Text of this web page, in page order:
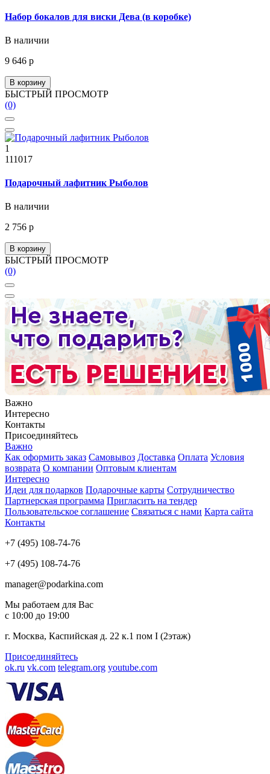
Набор бокалов для виски Дева (в коробке)
В наличии
9 646 р
В корзину
БЫСТРЫЙ ПРОСМОТР
(0)
1
111017
Подарочный лафитник Рыболов
В наличии
2 756 р
В корзину
БЫСТРЫЙ ПРОСМОТР
(0)
Важно
Интересно
Контакты
Присоединяйтесь
Важно
Как оформить заказ Самовывоз Доставка Оплата Условия
возврата О компании Оптовым клиентам
Интересно
Идеи для подарков Подарочные карты Сотрудничество
Партнерская программа Пригласить на тендер
Пользовательское соглашение Связаться с нами Карта сайта
Контакты
+7 (495) 108-74-76
+7 (495) 108-74-76
manager@podarkina.com
Мы работаем для Вас
с 10:00 до 19:00
г. Москва, Каспийская д. 22 к.1 пом I (2этаж)
Присоединяйтесь
ok.ru vk.com telegram.org youtube.com